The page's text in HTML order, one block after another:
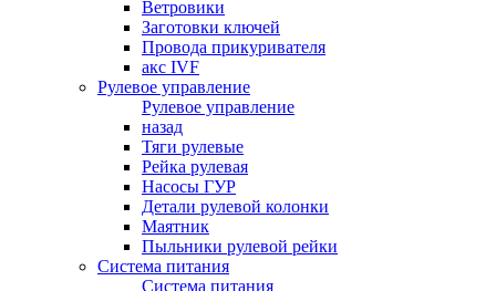
Ветровики
Заготовки ключей
Провода прикуривателя
акс IVF
Рулевое управление
Рулевое управление
назад
Тяги рулевые
Рейка рулевая
Насосы ГУР
Детали рулевой колонки
Маятник
Пыльники рулевой рейки
Система питания
Система питания